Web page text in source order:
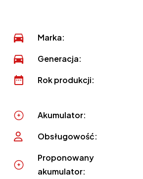
Marka:
Generacja:
Rok produkcji:
Akumulator:
Obsługowość:
Proponowany
akumulator: